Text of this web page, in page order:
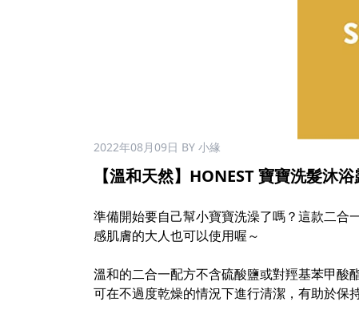
2022年08月09日 BY 小緣
【溫和天然】HONEST 寶寶洗髮沐
準備開始要自己幫小寶寶洗澡了嗎？這款二合
感肌膚的大人也可以使用喔～
溫和的二合一配方不含硫酸鹽或對羥基苯甲酸
可在不過度乾燥的情況下進行清潔，有助於保